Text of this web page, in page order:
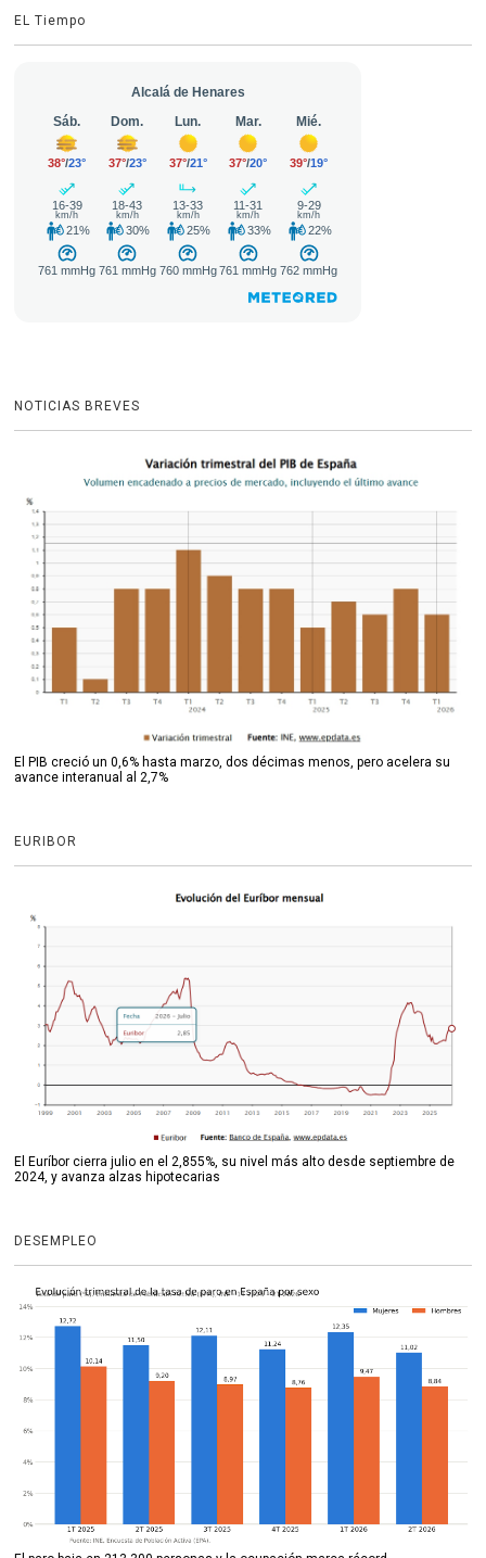
EL Tiempo
NOTICIAS BREVES
El PIB creció un 0,6% hasta marzo, dos décimas menos, pero acelera su
avance interanual al 2,7%
EURIBOR
El Euríbor cierra julio en el 2,855%, su nivel más alto desde septiembre de
2024, y avanza alzas hipotecarias
DESEMPLEO